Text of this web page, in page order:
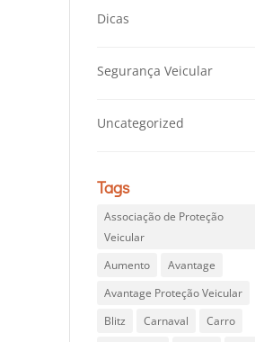
Dicas
Segurança Veicular
Uncategorized
Tags
Associação de Proteção
Veicular
Aumento
Avantage
Avantage Proteção Veicular
Blitz
Carnaval
Carro